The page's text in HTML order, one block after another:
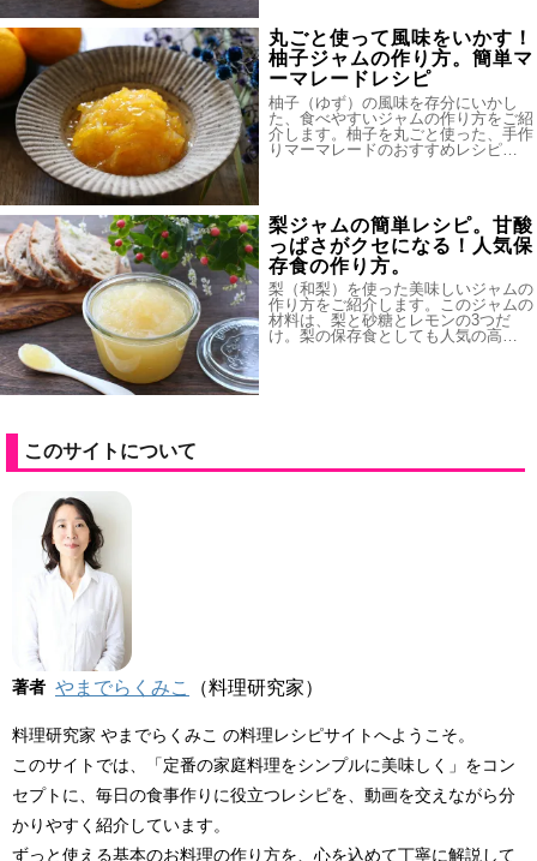
丸ごと使って風味をいかす！
柚子ジャムの作り方。簡単マ
ーマレードレシピ
柚子（ゆず）の風味を存分にいかし
た、食べやすいジャムの作り方をご紹
介します。柚子を丸ごと使った、手作
りマーマレードのおすすめレシピ…
梨ジャムの簡単レシピ。甘酸
っぱさがクセになる！人気保
存食の作り方。
梨（和梨）を使った美味しいジャムの
作り方をご紹介します。このジャムの
材料は、梨と砂糖とレモンの3つだ
け。梨の保存食としても人気の高…
このサイトについて
著者 やまでらくみこ （料理研究家）
料理研究家 やまでらくみこ の料理レシピサイトへようこそ。
このサイトでは、「定番の家庭料理をシンプルに美味しく」をコン
セプトに、毎日の食事作りに役立つレシピを、動画を交えながら分
かりやすく紹介しています。
ずっと使える基本のお料理の作り方を、心を込めて丁寧に解説して